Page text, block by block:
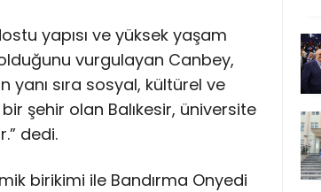
yapısı ve yüksek yaşam
vurgulayan Canbey,
yanı sıra sosyal, kültürel ve
şehir olan Balıkesir, üniversite
dedi.
birikimi ile Bandırma Onyedi